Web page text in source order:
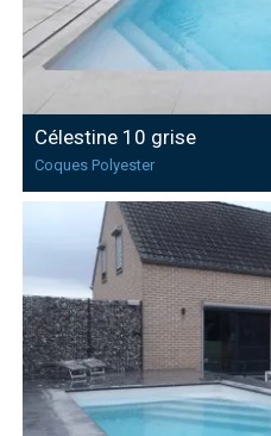
Célestine 10 grise
Coques Polyester